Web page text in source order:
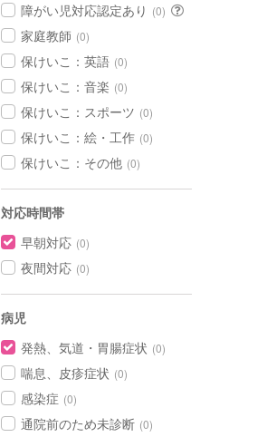
障がい児対応認定あり (0)
家庭教師 (0)
保けいこ：英語 (0)
保けいこ：音楽 (0)
保けいこ：スポーツ (0)
保けいこ：絵・工作 (0)
保けいこ：その他 (0)
対応時間帯
早朝対応 (0)
夜間対応 (0)
病児
発熱、気道・胃腸症状 (0)
喘息、皮疹症状 (0)
感染症 (0)
通院前のため未診断 (0)